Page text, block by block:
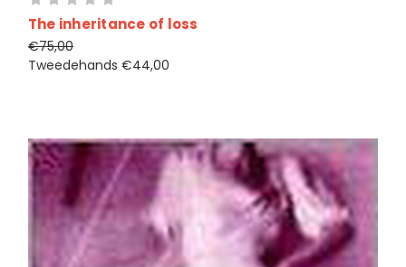
The inheritance of loss
€75,00
Tweedehands €44,00